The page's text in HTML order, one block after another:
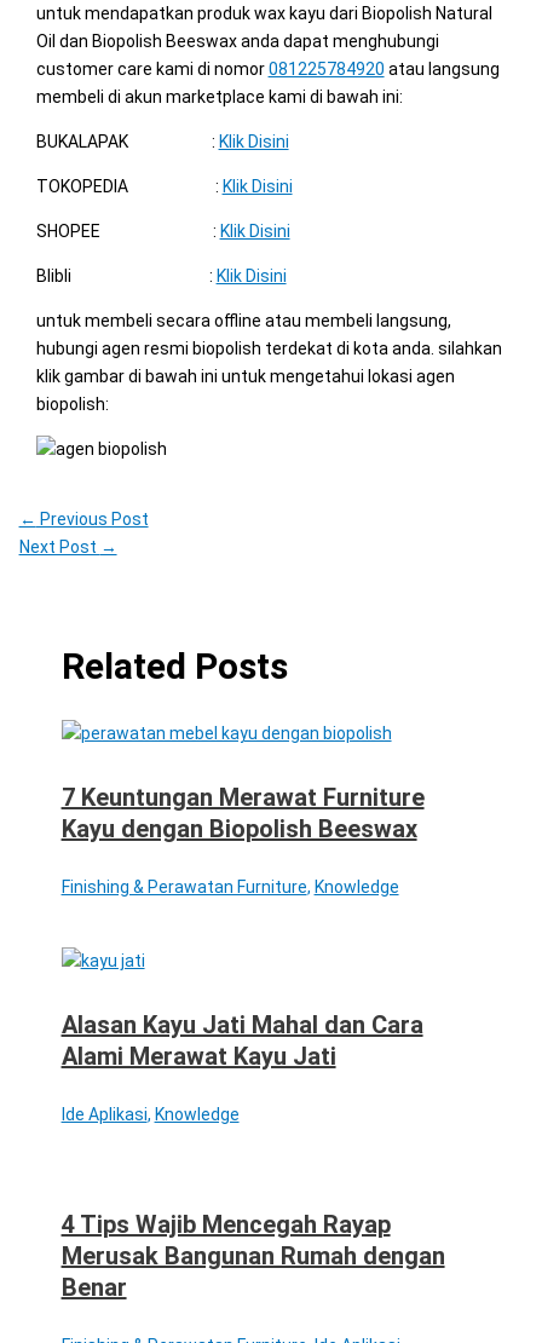
untuk mendapatkan produk wax kayu dari Biopolish Natural
Oil dan Biopolish Beeswax anda dapat menghubungi
customer care kami di nomor081225784920 atau langsung
membeli di akun marketplace kami di bawah ini:
BUKALAPAK : Klik Disini
TOKOPEDIA : Klik Disini
SHOPEE : Klik Disini
Blibli : Klik Disini
untuk membeli secara offline atau membeli langsung,
hubungi agen resmi biopolish terdekat di kota anda. silahkan
klik gambar di bawah ini untuk mengetahui lokasi agen
biopolish:
← Previous Post
Next Post →
Related Posts
7 Keuntungan Merawat Furniture
Kayu dengan Biopolish Beeswax
Finishing & Perawatan Furniture, Knowledge
Alasan Kayu Jati Mahal dan Cara
Alami Merawat Kayu Jati
Ide Aplikasi, Knowledge
4 Tips Wajib Mencegah Rayap
Merusak Bangunan Rumah dengan
Benar